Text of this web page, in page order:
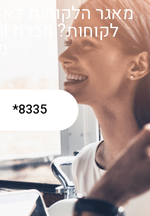
מאגר הלקוחות לא
8335*